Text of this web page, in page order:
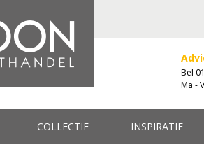
Bel
Ma -
COLLECTIE INSPIRATIE